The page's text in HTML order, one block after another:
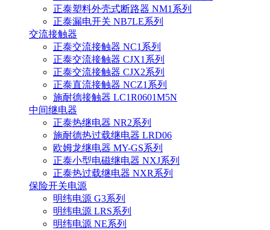
正泰塑料外壳式断路器 NM1系列
正泰漏电开关 NB7LE系列
交流接触器
正泰交流接触器 NC1系列
正泰交流接触器 CJX1系列
正泰交流接触器 CJX2系列
正泰直流接触器 NCZ1系列
施耐德接触器 LC1R0601M5N
中间继电器
正泰热继电器 NR2系列
施耐德热过载继电器 LRD06
欧姆龙继电器 MY-GS系列
正泰小型电磁继电器 NXJ系列
正泰热过载继电器 NXR系列
保险开关电源
明纬电源 G3系列
明纬电源 LRS系列
明纬电源 NE系列